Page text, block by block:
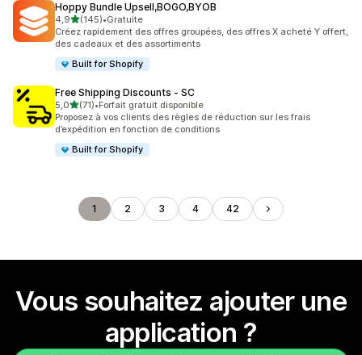
Hoppy Bundle Upsell,BOGO,BYOB
4,9étoile(s) sur 5
(145)
145 avis au total
•Gratuite
Créez rapidement des offres groupées, des offres X acheté Y offert,
des cadeaux et des assortiments
Built for Shopify
Free Shipping Discounts ‑ SC
5,0étoile(s) sur 5
(71)
71 avis au total
•Forfait gratuit disponible
Proposez à vos clients des règles de réduction sur les frais
d’expédition en fonction de conditions
Built for Shopify
1 2 3 4 42
Vous souhaitez ajouter une
application ?